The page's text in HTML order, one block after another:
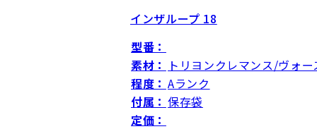
インザループ 18
型番：
素材：
トリヨンクレマンス/ヴォ
程度： Aランク
付属： 保存袋
定価：